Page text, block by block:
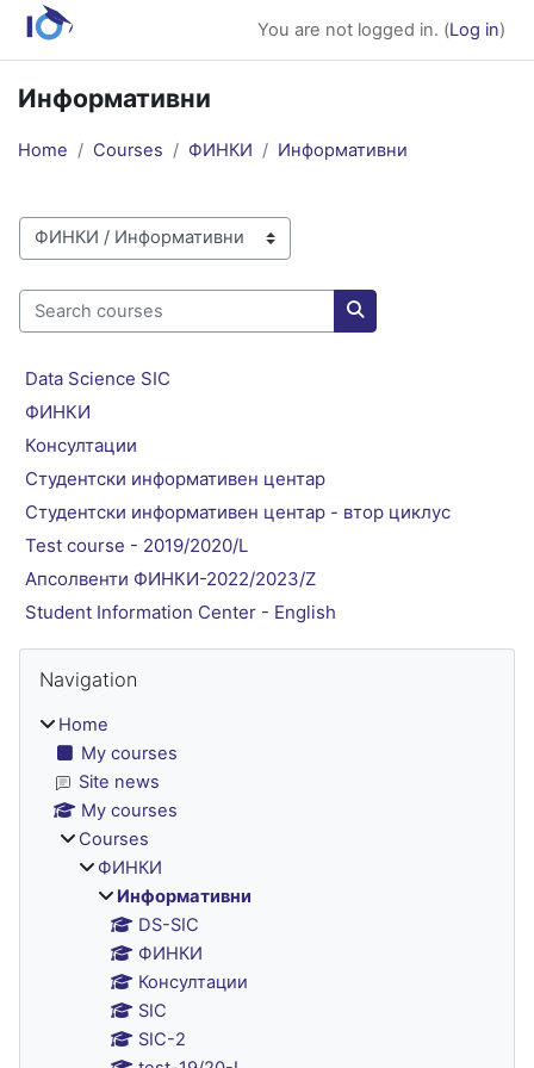
Skip to main content
You are not logged in. (Log in)
Информативни
Home Courses ФИНКИ Информативни
Course categories
Search courses
Search courses
Data Science SIC
ФИНКИ
Консултации
Студентски информативен центар
Студентски информативен центар - втор циклус
Test course - 2019/2020/L
Апсолвенти ФИНКИ-2022/2023/Z
Student Information Center - English
Blocks
Navigation
Home
My courses
Site news
My courses
Courses
ФИНКИ
Информативни
DS-SIC
ФИНКИ
Консултации
SIC
SIC-2